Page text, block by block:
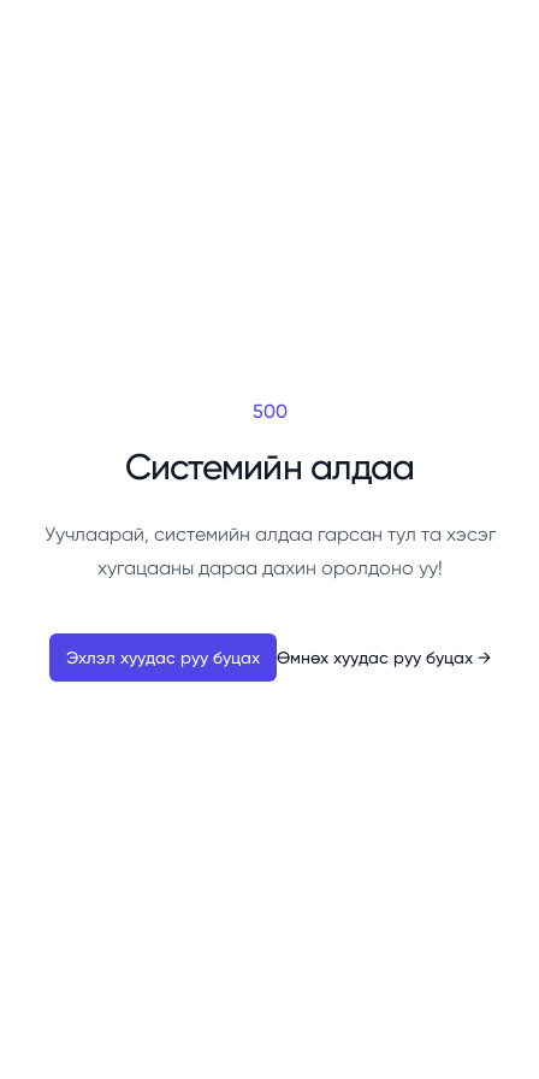
500
Системийн алдаа
Уучлаарай, системийн алдаа гарсан тул та хэсэг
хугацааны дараа дахин оролдоно уу!
Эхлэл хуудас руу буцах Өмнөх хуудас руу буцах →